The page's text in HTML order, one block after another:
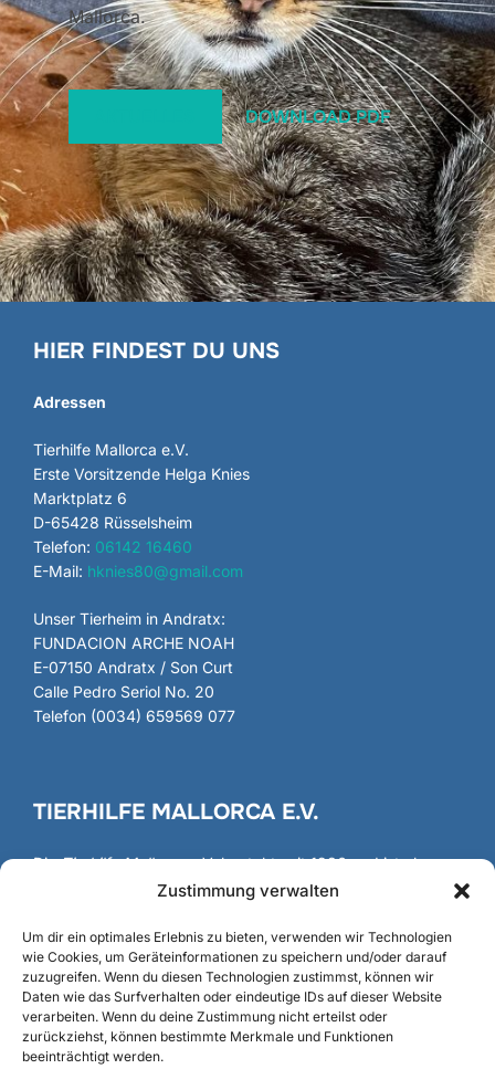
Zustimmung verwalten
Um dir ein optimales Erlebnis zu bieten, verwenden wir Technologien
wie Cookies, um Geräteinformationen zu speichern und/oder darauf
zuzugreifen. Wenn du diesen Technologien zustimmst, können wir
Daten wie das Surfverhalten oder eindeutige IDs auf dieser Website
verarbeiten. Wenn du deine Zustimmung nicht erteilst oder
zurückziehst, können bestimmte Merkmale und Funktionen
beeinträchtigt werden.
Mallorca.
DOWNLOAD PDF
HIER FINDEST DU UNS
Adressen
Tierhilfe Mallorca e.V.
Erste Vorsitzende Helga Knies
Marktplatz 6
D-65428 Rüsselsheim
Telefon: 06142 16460
E-Mail: hknies80@gmail.com
Unser Tierheim in Andratx:
FUNDACION ARCHE NOAH
E-07150 Andratx / Son Curt
Calle Pedro Seriol No. 20
Telefon (0034) 659569 077
TIERHILFE MALLORCA E.V.
DieTierhilfe Mallorcae.V. besteht seit 1986 und ist als
gemeinnütziger Verein registriert und anerkannt.
Gründung/Fundación
SUCHE